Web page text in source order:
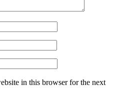
in this browser for the next